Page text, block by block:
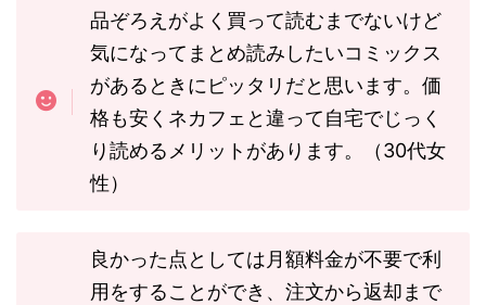
品ぞろえがよく買って読むまでないけど
気になってまとめ読みしたいコミックス
があるときにピッタリだと思います。価
格も安くネカフェと違って自宅でじっく
り読めるメリットがあります。（30代女
性）
良かった点としては月額料金が不要で利
用をすることができ、注文から返却まで